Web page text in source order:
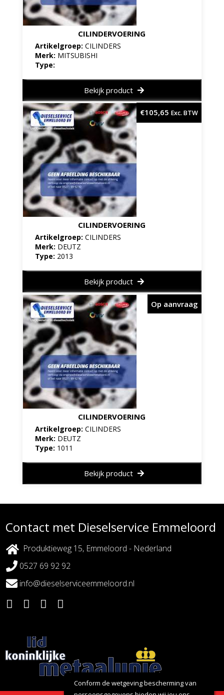
Conform de wetgeving bescherming van
CILINDERVOERING
Artikelgroep: CILINDERS
Merk: MITSUBISHI
Type:
Bekijk product
CILINDERVOERING
Artikelgroep: CILINDERS
Merk: DEUTZ
Type: 2013
€105,65 Exc. BTW
Bekijk product
CILINDERVOERING
Artikelgroep: CILINDERS
Merk: DEUTZ
Type: 1011
Op aanvraag
Bekijk product
Contact met Dieselservice Emmeloord
Produktieweg 15, Emmeloord - Nederland
0527 69 92 92
info@dieselserviceemmeloord.nl